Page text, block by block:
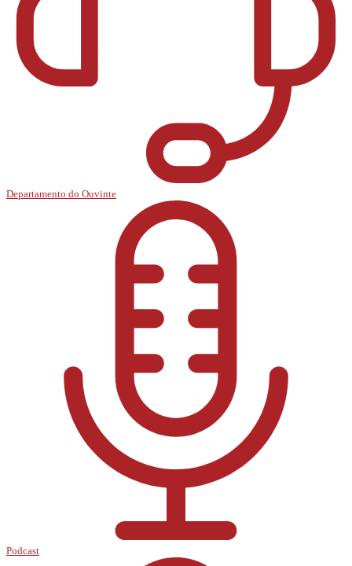
Departamento do Ouvinte
Podcast